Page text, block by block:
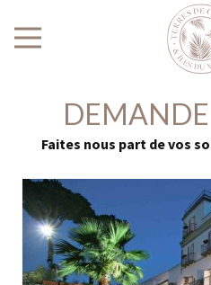
Faites nous part de vos